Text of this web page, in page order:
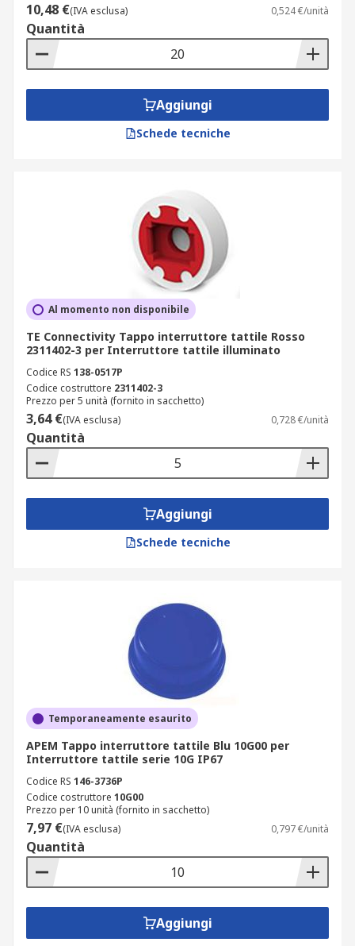
10,48 €(IVA esclusa) 0,524 €/unità
Quantità
Aggiungi
Schede tecniche
Al momento non disponibile
TE Connectivity Tappo interruttore tattile Rosso
2311402-3 per Interruttore tattile illuminato
Codice RS 138-0517P
Codice costruttore 2311402-3
Prezzo per 5 unità (fornito in sacchetto)
3,64 €(IVA esclusa) 0,728 €/unità
Quantità
Aggiungi
Schede tecniche
Temporaneamente esaurito
APEM Tappo interruttore tattile Blu 10G00 per
Interruttore tattile serie 10G IP67
Codice RS 146-3736P
Codice costruttore 10G00
Prezzo per 10 unità (fornito in sacchetto)
7,97 €(IVA esclusa) 0,797 €/unità
Quantità
Aggiungi